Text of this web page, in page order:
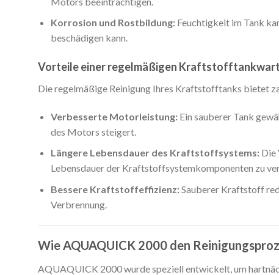
Korrosion und Rostbildung:Feuchtigkeit im Tank
beschädigen kann.
Vorteile einer regelmäßigen
Die regelmäßige Reinigung Ihres Kraftstofftanks bietet
Verbesserte Motorleistung:Ein sauberer Tank
des Motors steigert.
Längere Lebensdauer des Kraftstoffsystems:Die
Lebensdauer der Kraftstoffsystemkomponenten zu
Bessere Kraftstoffeffizienz:Sauberer Kraftstoff
Verbrennung.
Wie AQUAQUICK 2000 den
AQUAQUICK 2000 wurde speziell entwickelt, um